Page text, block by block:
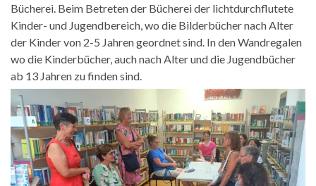
Bücherei. Beim Betreten der Bücherei der lichtdurchflutete
Kinder- und Jugendbereich, wo die Bilderbücher nach Alter
der Kinder von 2-5 Jahren geordnet sind. In den Wandregalen
wo die Kinderbücher, auch nach Alter und die Jugendbücher
ab 13 Jahren zu finden sind.